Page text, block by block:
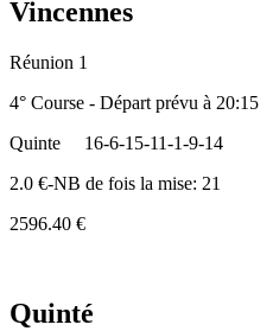
Vincennes
Réunion 1
4° Course - Départ prévu à 20:15
Quinte
16-6-15-11-1-9-14
2.0 €-NB de fois la mise: 21
2596.40 €
Quinté